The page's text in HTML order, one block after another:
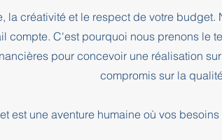
la créativité et le respect de votre
compte. C'est pourquoi nous prenons le
pour concevoir une réalisation
compromis sur la
est une aventure humaine où vos